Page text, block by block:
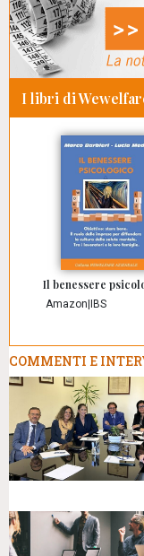
I libri di
Il benessere
Amazon IBS
COMMENTI E